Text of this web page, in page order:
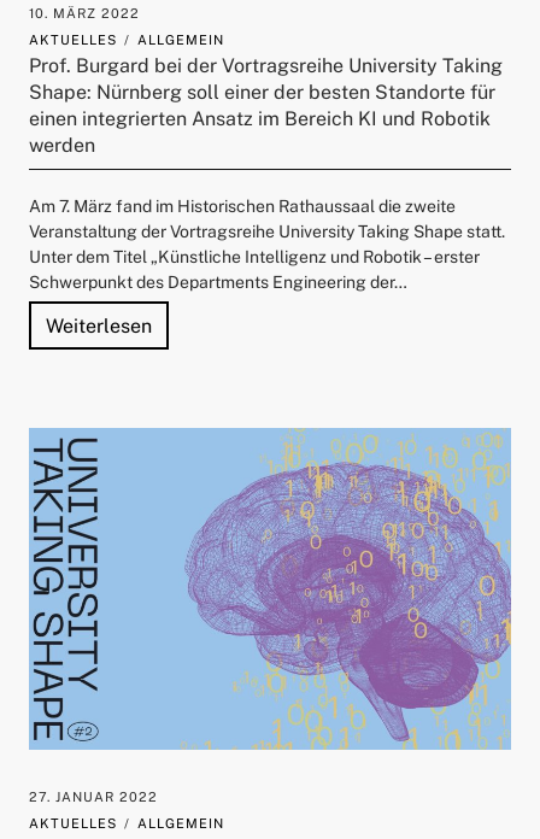
10. MÄRZ 2022
AKTUELLES
ALLGEMEIN
Prof. Burgard bei der Vortragsreihe University Taking
Shape: Nürnberg soll einer der besten Standorte für
einen integrierten Ansatz im Bereich KI und Robotik
werden
Am 7. März fand im Historischen Rathaussaal die zweite
Veranstaltung der Vortragsreihe University Taking Shape statt.
Unter dem Titel „Künstliche Intelligenz und Robotik – erster
Schwerpunkt des Departments Engineering der…
Weiterlesen"Prof. Burgard bei der Vortragsreihe
27. JANUAR 2022
AKTUELLES
ALLGEMEIN